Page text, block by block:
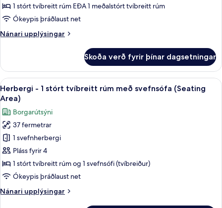
herbergi
1 stórt tvíbreitt rúm EÐA 1 meðalstórt tvíbreitt rúm
Ókeypis þráðlaust net
Nánari upplýsingar
Nánari
herbergi
Skoða verð fyrir þínar dagsetningar
Skoða
allar
myndir
fyrir
Herbergi
-
1
stórt
tvíbreitt
með
Skrifborð, myrkratjöld/-gardínur,
8
Herbergi - 1 stórt tvíbreitt rúm með svefnsófa (Seating
Area)
Borgarútsýni
37 fermetrar
1 svefnherbergi
Pláss fyrir 4
1 stórt tvíbreitt rúm og 1 svefnsófi (tvíbreiður)
Ókeypis þráðlaust net
Nánari upplýsingar
Nánari